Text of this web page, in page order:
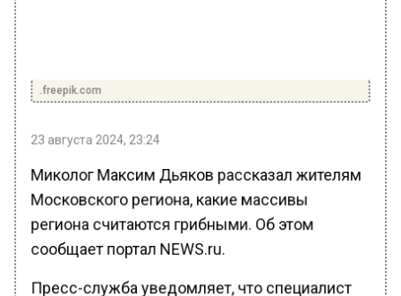
.freepik.com
23 августа 2024, 23:24
Миколог Максим Дьяков рассказал жителям
Московского региона, какие массивы
региона считаются грибными. Об этом
сообщает портал NEWS.ru.
Пресс-служба уведомляет, что специалист